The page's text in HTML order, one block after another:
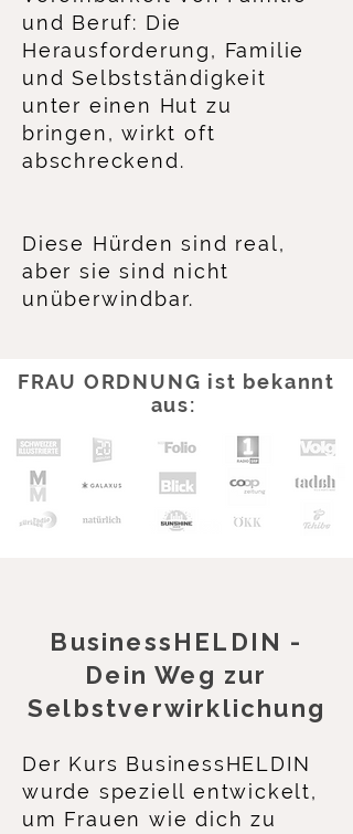
und Beruf: Die
Herausforderung, Familie
und Selbstständigkeit
unter einen Hut zu
bringen, wirkt oft
abschreckend.​
Diese Hürden sind real,
aber sie sind nicht
unüberwindbar.
FRAU ORDNUNG ist bekannt
aus:
BusinessHELDIN -
Dein Weg zur
Selbstverwirklichung
Der Kurs BusinessHELDIN
wurde speziell entwickelt,
um Frauen wie dich zu